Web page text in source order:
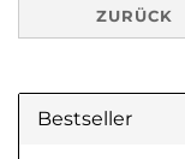
ZURÜCK
Bestseller